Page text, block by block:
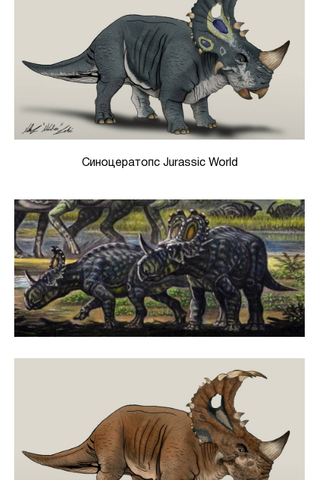
Синоцератопс Jurassic World